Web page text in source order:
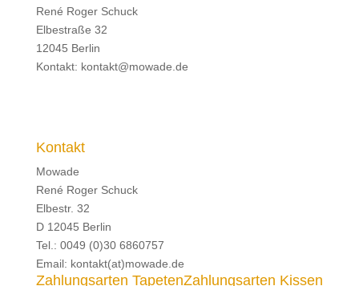
René Roger Schuck
Elbestraße 32
12045 Berlin
Kontakt: kontakt@mowade.de
Kontakt
Mowade
René Roger Schuck
Elbestr. 32
D 12045 Berlin
Tel.: 0049 (0)30 6860757
Email: kontakt(at)mowade.de
Zahlungsarten TapetenZahlungsarten Kissen